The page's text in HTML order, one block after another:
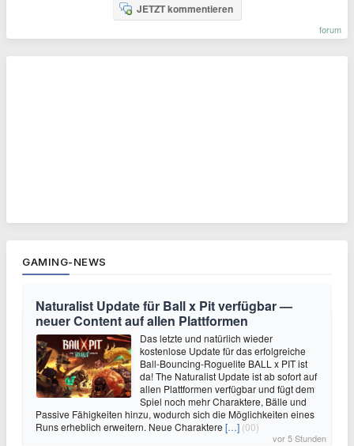
JETZT kommentieren
forum
GAMING-NEWS
Naturalist Update für Ball x Pit verfügbar —
neuer Content auf allen Plattformen
Das letzte und natürlich wieder
kostenlose Update für das erfolgreiche
Ball-Bouncing-Roguelite BALL x PIT ist
da! The Naturalist Update ist ab sofort auf
allen Plattformen verfügbar und fügt dem
Spiel noch mehr Charaktere, Bälle und
Passive Fähigkeiten hinzu, wodurch sich die Möglichkeiten eines
Runs erheblich erweitern. Neue Charaktere […] (00)
vor 5 Stunden